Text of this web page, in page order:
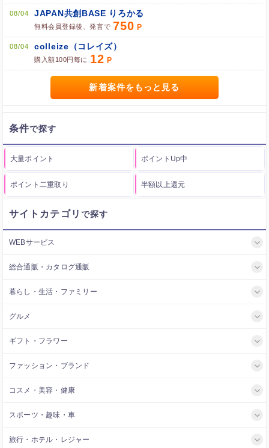
08/04 JAPAN共創BASE りろかる
無料会員登録後、発言で 750
08/04 colleize（コレイズ）
購入額100円毎に 12
新着案件をもっと見る
条件
大量ポイント ポイントUp中
ポイント二重取り 半額以上還元
サイトカテゴリ
WEBサービス
総合通販・カタログ通販
暮らし・生活・ファミリー
グルメ
ギフト・フラワー
ファッション・ブランド
コスメ・美容・健康
スポーツ・趣味・車
旅行・ホテル・レジャー